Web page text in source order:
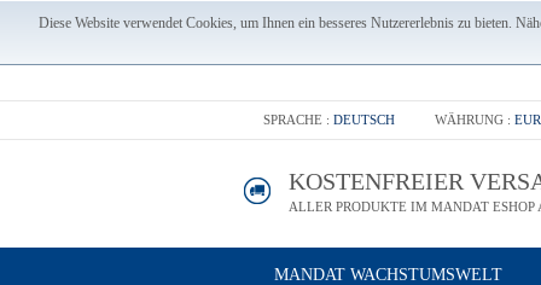
Diese Website verwendet Cookies, um Ihnen ein besseres Nutzererlebnis zu bieten.
SPRACHE : DEUTSCH WÄHRUNG : EUR
KOSTENFREIER
ALLER PRODUKTE IM MANDAT ESHOP
MANDAT WACHSTUMSWELT